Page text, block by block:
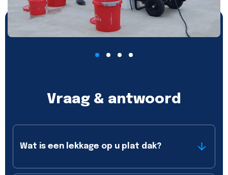
Vraag & antwoord
Wat is een lekkage op u plat dak?